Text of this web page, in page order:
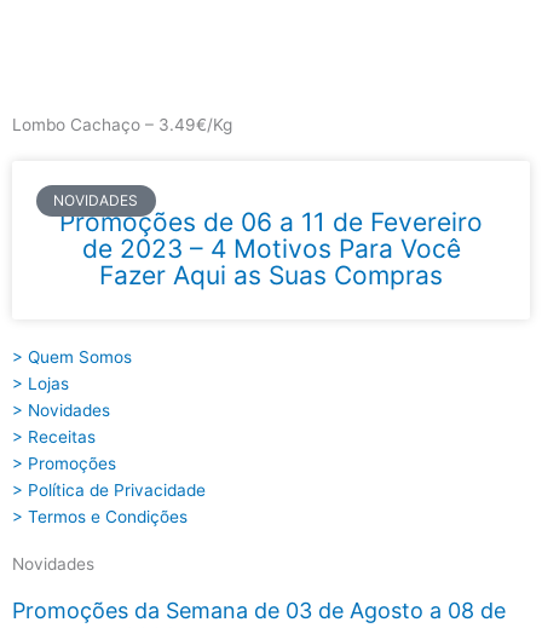
Lombo Cachaço – 3.49€/Kg
NOVIDADES
Promoções de 06 a 11 de Fevereiro
de 2023 – 4 Motivos Para Você
Fazer Aqui as Suas Compras
> Quem Somos
> Lojas
> Novidades
> Receitas
> Promoções
> Política de Privacidade
> Termos e Condições
Novidades
Promoções da Semana de 03 de Agosto a 08 de